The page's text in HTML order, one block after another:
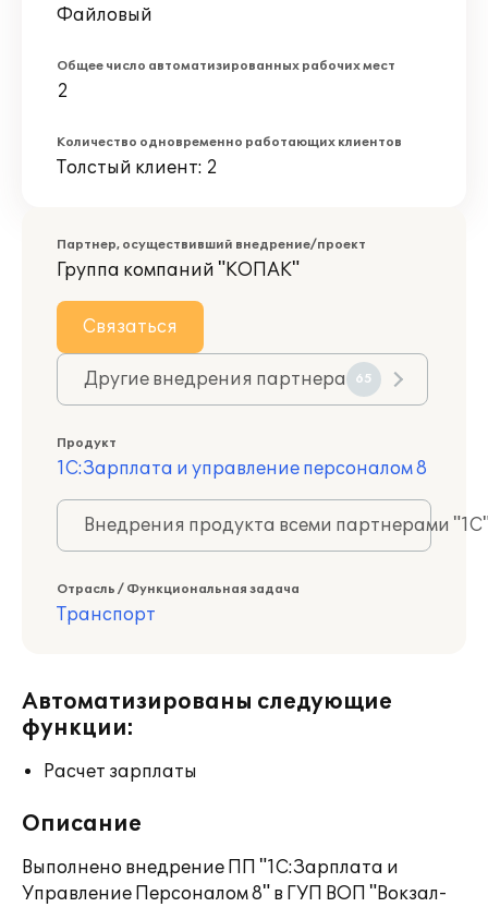
Файловый
Общее число автоматизированных рабочих мест
2
Количество одновременно работающих клиентов
Толстый клиент: 2
Партнер, осуществивший внедрение/проект
Группа компаний "КОПАК"
Связаться
Другие внедрения партнера 65
Продукт
1С:Зарплата и управление персоналом 8
Внедрения продукта всеми партнерами
Отрасль / Функциональная задача
Транспорт
Автоматизированы следующие
функции:
Расчет зарплаты
Описание
Выполнено внедрение ПП "1С:Зарплата и
Управление Персоналом 8" в ГУП ВОП "Вокзал-